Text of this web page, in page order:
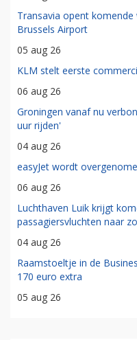
Transavia opent
Brussels Airport
05 aug 26
KLM stelt eerste
06 aug 26
Groningen vanaf nu
uur rijden'
04 aug 26
easyJet wordt
06 aug 26
Luchthaven Luik krijgt
passagiersvluchten naar
04 aug 26
Raamstoeltje in de
170 euro extra
05 aug 26